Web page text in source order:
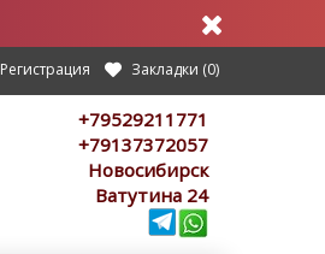
Регистрация Закладки (0)
+79529211771
+79137372057
Новосибирск
Ватутина 24